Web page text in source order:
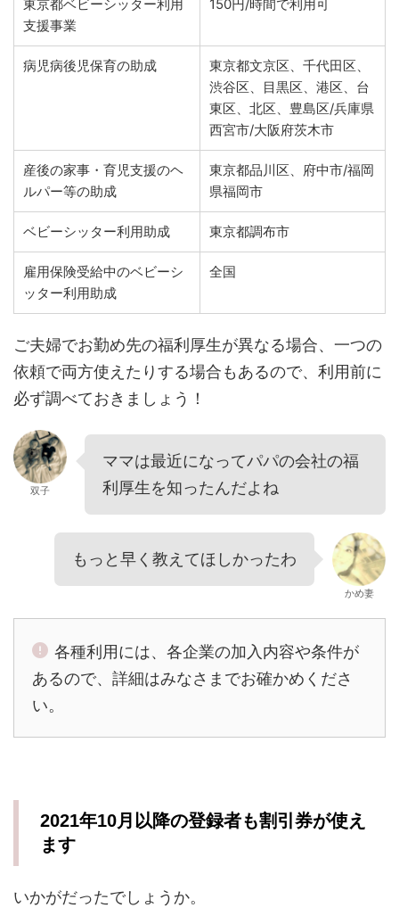
東京都ベビーシッター利用
支援事業
150円/時間で利用可
病児病後児保育の助成
東京都文京区、千代田区、
渋谷区、目黒区、港区、台
東区、北区、豊島区/兵庫県
西宮市/大阪府茨木市
産後の家事・育児支援のヘ
ルパー等の助成
東京都品川区、府中市/福岡
県福岡市
ベビーシッター利用助成 東京都調布市
雇用保険受給中のベビーシ
ッター利用助成
全国
ご夫婦でお勤め先の福利厚生が異なる場合、一つの
依頼で両方使えたりする場合もあるので、利用前に
必ず調べておきましょう！
双子
ママは最近になってパパの会社の福
利厚生を知ったんだよね
もっと早く教えてほしかったわ
かめ妻
各種利用には、各企業の加入内容や条件が
あるので、詳細はみなさまでお確かめくださ
い。
2021年10月以降の登録者も割引券が使え
ます
いかがだったでしょうか。